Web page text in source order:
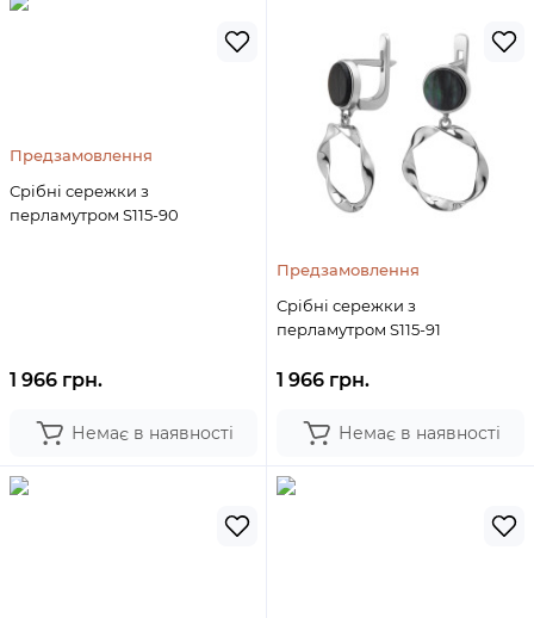
Предзамовлення
Срібні сережки з
перламутром S115-90
1 966 грн.
Немає в наявності
Предзамовлення
Срібні сережки з
перламутром S115-91
1 966 грн.
Немає в наявності